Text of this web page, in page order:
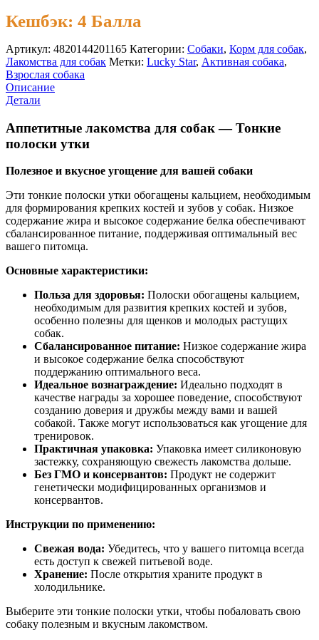
Кешбэк: 4 Балла
Артикул: 4820144201165 Категории: Cобаки, Корм для собак,
Лакомства для собак Метки: Lucky Star, Активная собака,
Взрослая собака
Описание
Детали
Аппетитные лакомства для собак — Тонкие
полоски утки
Полезное и вкусное угощение для вашей собаки
Эти тонкие полоски утки обогащены кальцием, необходимым
для формирования крепких костей и зубов у собак. Низкое
содержание жира и высокое содержание белка обеспечивают
сбалансированное питание, поддерживая оптимальный вес
вашего питомца.
Основные характеристики:
Польза для здоровья: Полоски обогащены кальцием,
необходимым для развития крепких костей и зубов,
особенно полезны для щенков и молодых растущих
собак.
Сбалансированное питание: Низкое содержание жира
и высокое содержание белка способствуют
поддержанию оптимального веса.
Идеальное вознаграждение: Идеально подходят в
качестве награды за хорошее поведение, способствуют
созданию доверия и дружбы между вами и вашей
собакой. Также могут использоваться как угощение для
тренировок.
Практичная упаковка: Упаковка имеет силиконовую
застежку, сохраняющую свежесть лакомства дольше.
Без ГМО и консервантов: Продукт не содержит
генетически модифицированных организмов и
консервантов.
Инструкции по применению:
Свежая вода: Убедитесь, что у вашего питомца всегда
есть доступ к свежей питьевой воде.
Хранение: После открытия храните продукт в
холодильнике.
Выберите эти тонкие полоски утки, чтобы побаловать свою
собаку полезным и вкусным лакомством.